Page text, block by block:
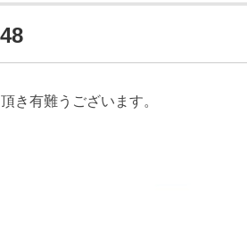
き有難うございます。